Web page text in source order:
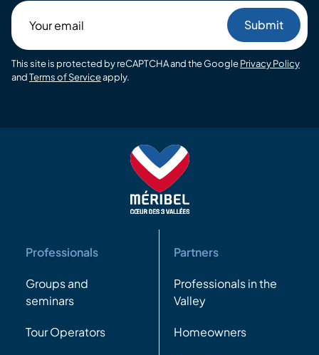
email
This site is protected by reCAPTCHA and the GooglePrivacy Policy
andTerms of Serviceapply.
Professionals
Groups and
seminars
Tour Operators
Partners
Professionals in the
Valley
Homeowners